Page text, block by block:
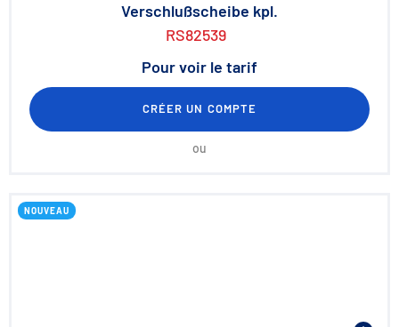
Verschlußscheibe kpl.
RS82539
Pour voir le tarif
CRÉER UN COMPTE
ou
NOUVEAU